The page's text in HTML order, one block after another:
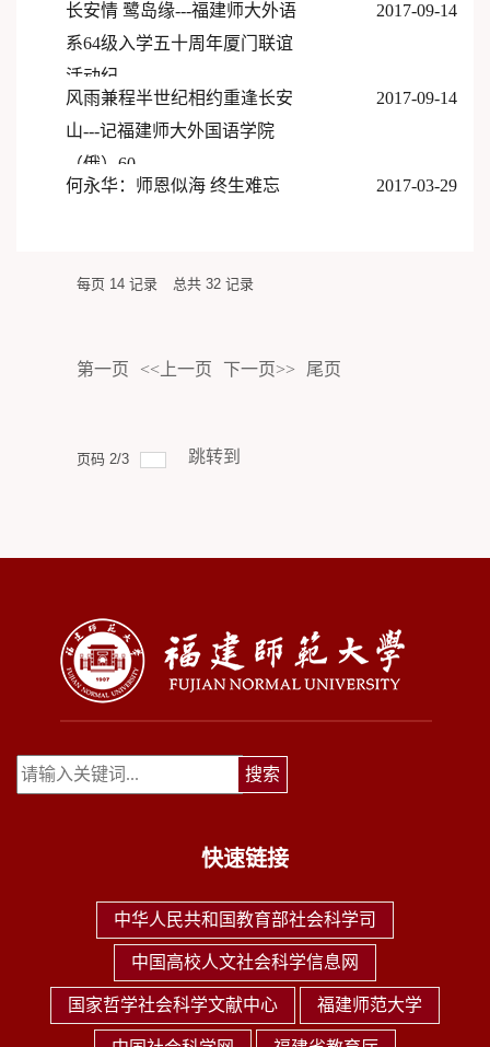
长安情 鹭岛缘---福建师大外语
系64级入学五十周年厦门联谊
活动纪...
2017-09-14
风雨兼程半世纪相约重逢长安
山---记福建师大外国语学院
（俄）60...
2017-09-14
何永华：师恩似海 终生难忘 2017-03-29
每页 14 记录 总共 32 记录
第一页 <<上一页 下一页>> 尾页
页码 2/3 跳转到
快速链接
中华人民共和国教育部社会科学司
中国高校人文社会科学信息网
国家哲学社会科学文献中心 福建师范大学